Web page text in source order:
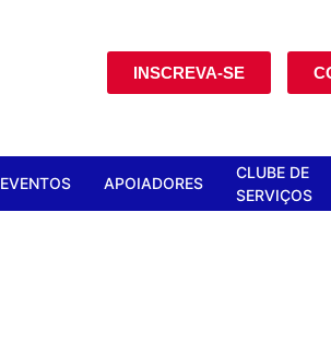
INSCREVA-SE
EVENTOS APOIADORES
CLUBE DE
SERVIÇOS